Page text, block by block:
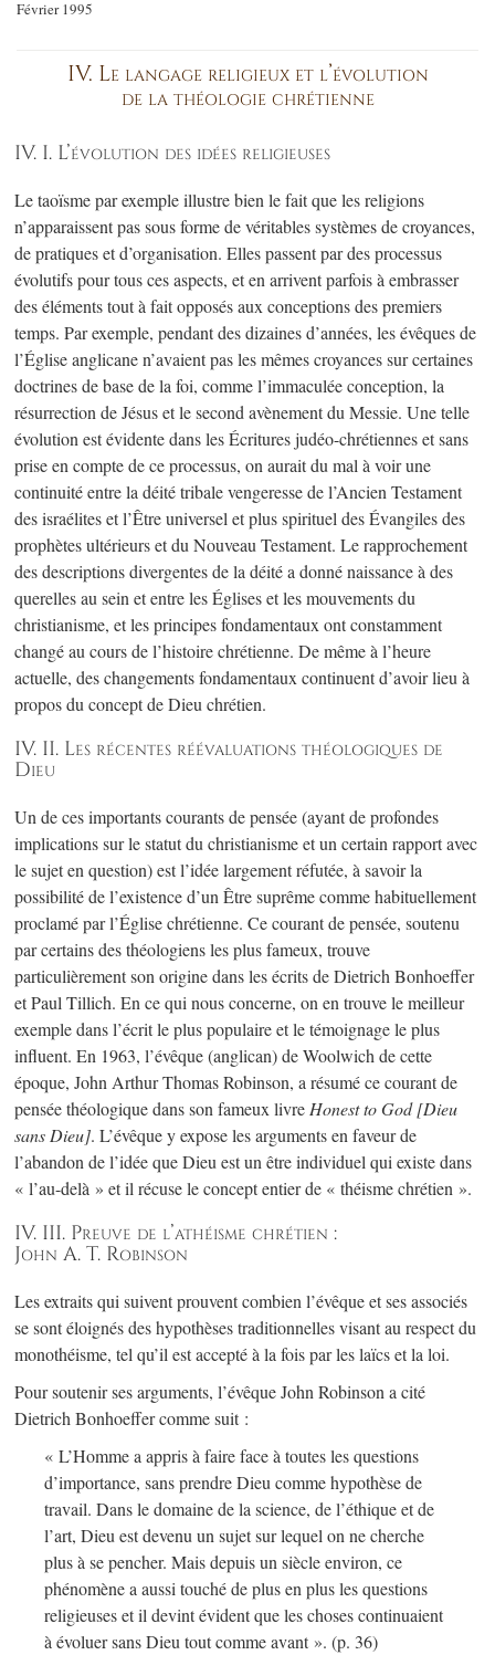
Février 1995
IV. Le langage religieux et l’évolution
de la théologie chrétienne
IV. I. L’évolution des idées religieuses
Le taoïsme par exemple illustre bien le fait que les religions
n’apparaissent pas sous forme de véritables systèmes de croyances,
de pratiques et d’organisation. Elles passent par des processus
évolutifs pour tous ces aspects, et en arrivent parfois à embrasser
des éléments tout à fait opposés aux conceptions des premiers
temps. Par exemple, pendant des dizaines d’années, les évêques de
l’Église anglicane n’avaient pas les mêmes croyances sur certaines
doctrines de base de la foi, comme l’immaculée conception, la
résurrection de Jésus et le second avènement du Messie. Une telle
évolution est évidente dans les Écritures judéo-chrétiennes et sans
prise en compte de ce processus, on aurait du mal à voir une
continuité entre la déité tribale vengeresse de l’Ancien Testament
des israélites et l’Être universel et plus spirituel des Évangiles des
prophètes ultérieurs et du Nouveau Testament. Le rapprochement
des descriptions divergentes de la déité a donné naissance à des
querelles au sein et entre les Églises et les mouvements du
christianisme, et les principes fondamentaux ont constamment
changé au cours de l’histoire chrétienne. De même à l’heure
actuelle, des changements fondamentaux continuent d’avoir lieu à
propos du concept de Dieu chrétien.
IV. II. Les récentes réévaluations théologiques de
Dieu
Un de ces importants courants de pensée (ayant de profondes
implications sur le statut du christianisme et un certain rapport avec
le sujet en question) est l’idée largement réfutée, à savoir la
possibilité de l’existence d’un Être suprême comme habituellement
proclamé par l’Église chrétienne. Ce courant de pensée, soutenu
par certains des théologiens les plus fameux, trouve
particulièrement son origine dans les écrits de Dietrich Bonhoeffer
et Paul Tillich. En ce qui nous concerne, on en trouve le meilleur
exemple dans l’écrit le plus populaire et le témoignage le plus
influent. En 1963, l’évêque (anglican) de Woolwich de cette
époque, John Arthur Thomas Robinson, a résumé ce courant de
pensée théologique dans son fameux livre Honest to God [Dieu
sans Dieu]. L’évêque y expose les arguments en faveur de
l’abandon de l’idée que Dieu est un être individuel qui existe dans
« l’au-delà » et il récuse le concept entier de « théisme chrétien ».
IV. III. Preuve de l’athéisme chrétien :
John A. T. Robinson
Les extraits qui suivent prouvent combien l’évêque et ses associés
se sont éloignés des hypothèses traditionnelles visant au respect du
monothéisme, tel qu’il est accepté à la fois par les laïcs et la loi.
Pour soutenir ses arguments, l’évêque John Robinson a cité
Dietrich Bonhoeffer comme suit :
« L’Homme a appris à faire face à toutes les questions
d’importance, sans prendre Dieu comme hypothèse de
travail. Dans le domaine de la science, de l’éthique et de
l’art, Dieu est devenu un sujet sur lequel on ne cherche
plus à se pencher. Mais depuis un siècle environ, ce
phénomène a aussi touché de plus en plus les questions
religieuses et il devint évident que les choses continuaient
à évoluer sans Dieu tout comme avant ». (p. 36)